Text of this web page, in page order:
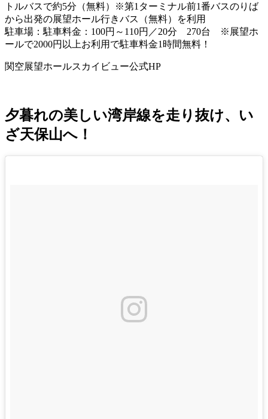
トルバスで約5分（無料）※第1ターミナル前1番バスのりば
から出発の展望ホール行きバス（無料）を利用
駐車場：駐車料金：100円～110円／20分 270台 ※展望ホ
ールで2000円以上お利用で駐車料金1時間無料！
関空展望ホールスカイビュー公式HP
夕暮れの美しい湾岸線を走り抜け、い
ざ天保山へ！